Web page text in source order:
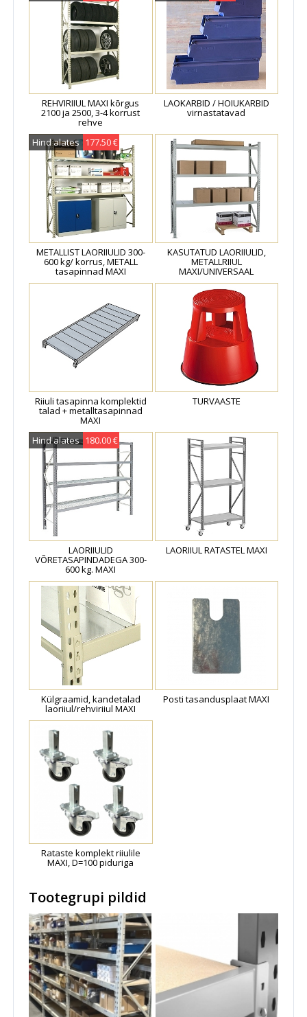
REHVIRIIUL MAXI kõrgus
2100 ja 2500, 3-4 korrust
rehve
LAOKARBID / HOIUKARBID
virnastatavad
Hind alates 177.50 €
METALLIST LAORIIULID 300-
600 kg/ korrus, METALL
tasapinnad MAXI
KASUTATUD LAORIIULID,
METALLRIIUL
MAXI/UNIVERSAAL
Riiuli tasapinna komplektid
talad + metalltasapinnad
MAXI
TURVAASTE
Hind alates 180.00 €
LAORIIULID
VÕRETASAPINDADEGA 300-
600 kg. MAXI
LAORIIUL RATASTEL MAXI
Külgraamid, kandetalad
laoriiul/rehviriiul MAXI
Posti tasandusplaat MAXI
Rataste komplekt riiulile
MAXI, D=100 piduriga
Tootegrupi pildid